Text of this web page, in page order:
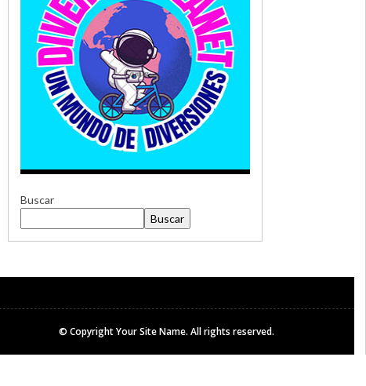
Buscar
Buscar
© CopyrightYour Site Name. All rights reserved.